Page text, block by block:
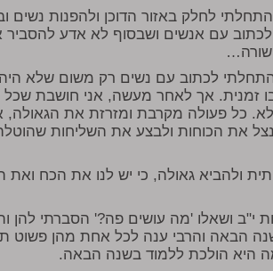
לחלק באזור הדוכן ולהפנות נשים
עם אנשים ושבסוף לא אדע להסביר
והתחלתי לכתוב עם נשים רק משום שלא
זמנית. אך לאחר מעשה, אני חושבת שכל
כל פעולה מקרבת ומזרזת את הגאולה,
את הכוחות ולבצע את השליחות
ולהביא גאולה, כי יש לנו את הכח ואת
י"ב ושאלו 'מה עושים פה?' הסברתי להן
הבאה והרבי ענה לכל אחת מהן פשוט
היא הולכת ללמוד בשנה הבאה.